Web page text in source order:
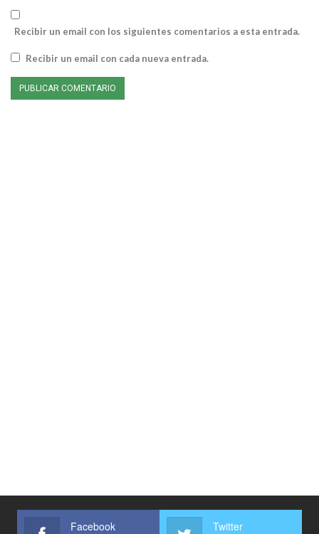
Recibir un email con los siguientes comentarios a esta entrada.
Recibir un email con cada nueva entrada.
Facebook Twitter